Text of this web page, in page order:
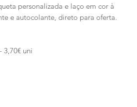
personalizada e laço em cor à
e autocolante, direto para oferta.
3,70€ uni